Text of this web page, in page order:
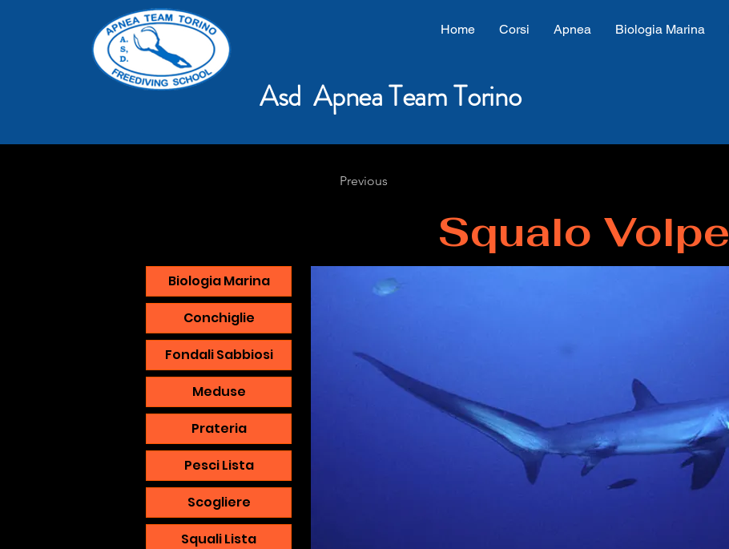
Home Corsi Apnea Biologia Marina
Asd Apnea Team Torino
Previous
Squalo Volpe
Biologia Marina
Conchiglie
Fondali Sabbiosi
Meduse
Prateria
Pesci Lista
Scogliere
Squali Lista